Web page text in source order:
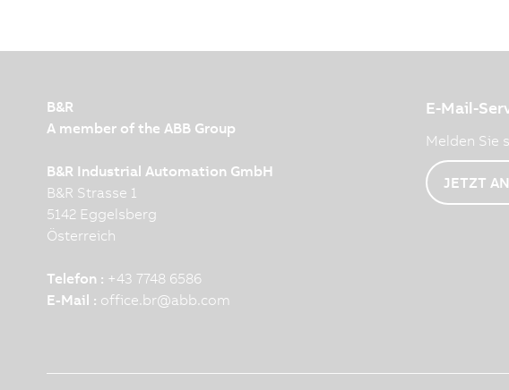
B&R
A member of the ABB Group
B&R Industrial Automation GmbH
B&R Strasse 1
5142 Eggelsberg
Österreich
Telefon : +43 7748 6586
E-Mail : office.br@abb.com
E-Mail-
Melden Sie
JETZT